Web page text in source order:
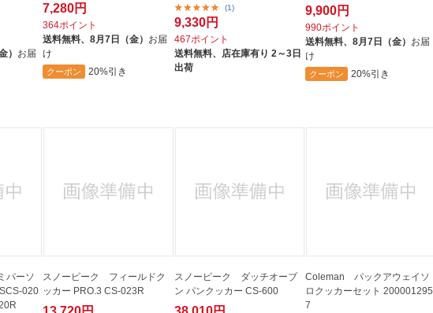
） お届
7,280円
364ポイント
送料無料、8月7日（金） お届
け
クーポン 20%引き
(1)
9,330円
467ポイント
送料無料、 店在庫有り 2～3日
出荷
9,900円
990ポイント
送料無料、8月7日（金） お届
け
クーポン 20%引き
パーソ
020
スノーピーク フィールドク
ッカー PRO.3 CS-023R
スノーピーク ダッチオーブ
ン パンクッカー CS-600
Coleman パックアウェイソ
ロクッカーセット 200001295
7